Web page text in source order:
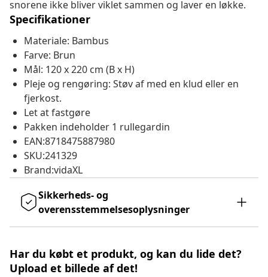
snorene ikke bliver viklet sammen og laver en løkke.
Specifikationer
Materiale: Bambus
Farve: Brun
Mål: 120 x 220 cm (B x H)
Pleje og rengøring: Støv af med en klud eller en
fjerkost.
Let at fastgøre
Pakken indeholder 1 rullegardin
EAN:8718475887980
SKU:241329
Brand:vidaXL
Sikkerheds- og
overensstemmelsesoplysninger
Har du købt et produkt, og kan du lide det?
Upload et billede af det!